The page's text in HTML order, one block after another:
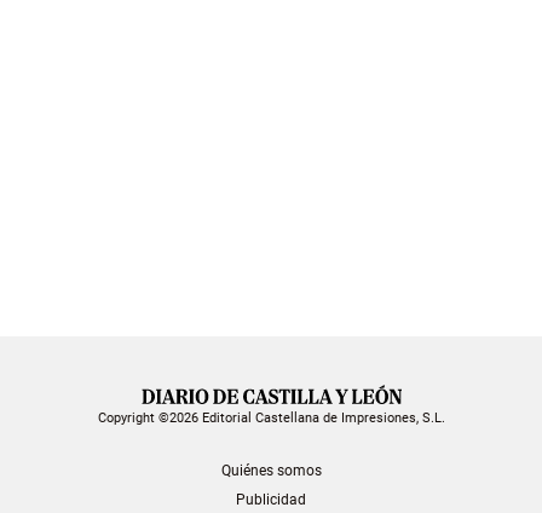
Copyright ©2026 Editorial Castellana de Impresiones, S.L.
Quiénes somos
Publicidad